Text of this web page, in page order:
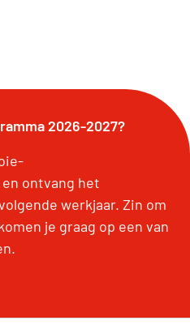
2026-2027?
ontvang het
werkjaar. Zin om
je graag op een van